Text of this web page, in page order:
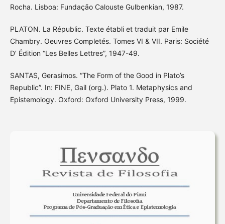
Rocha. Lisboa: Fundação Calouste Gulbenkian, 1987.
PLATON. La Républic. Texte établi et traduit par Emile
Chambry. Oeuvres Completés. Tomes VI & VII. Paris: Société
D’ Édition “Les Belles Lettres”, 1947-49.
SANTAS, Gerasimos. “The Form of the Good in Plato’s
Republic”. In: FINE, Gail (org.). Plato 1. Metaphysics and
Epistemology. Oxford: Oxford University Press, 1999.